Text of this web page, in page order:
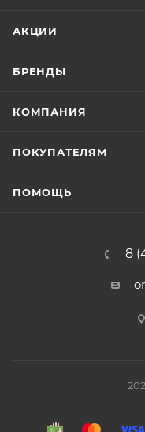
АКЦИИ
БРЕНДЫ
КОМПАНИЯ
ПОКУПАТЕЛЯМ
ПОМОЩЬ
8